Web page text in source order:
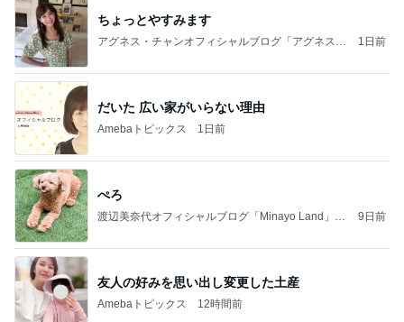
ちょっとやすみます
アグネス・チャンオフィシャルブログ「アグネスち
1日前
だいた 広い家がいらない理由
Amebaトピックス 1日前
ぺろ
渡辺美奈代オフィシャルブログ「Minayo Land」P
9日前
友人の好みを思い出し変更した土産
Amebaトピックス 12時間前